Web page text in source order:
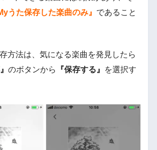
うた保存した楽曲のみ』 であること
方法は、気になる楽曲を発見したら
のボタンから 『保存する』
を選択す